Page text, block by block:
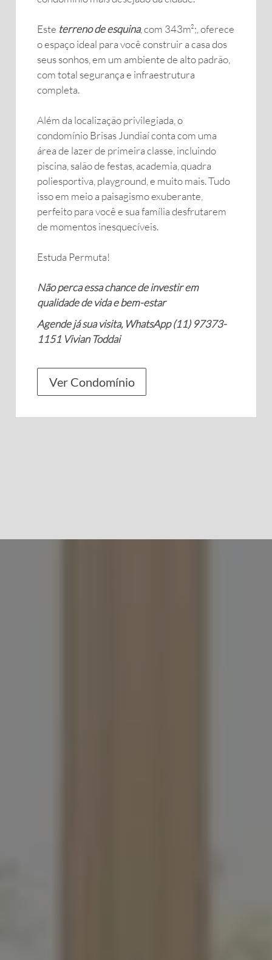
Este terreno de esquina, com 343m²;, oferece
o espaço ideal para você construir a casa dos
seus sonhos, em um ambiente de alto padrão,
com total segurança e infraestrutura
completa.
Além da localização privilegiada, o
condomínio Brisas Jundiaí conta com uma
área de lazer de primeira classe, incluindo
piscina, salão de festas, academia, quadra
poliesportiva, playground, e muito mais. Tudo
isso em meio a paisagismo exuberante,
perfeito para você e sua família desfrutarem
de momentos inesquecíveis.
Estuda Permuta!
Não perca essa chance de investir em
qualidade de vida e bem-estar
Agende já sua visita, WhatsApp (11) 97373-
1151 Vivian Toddai
Ver Condomínio